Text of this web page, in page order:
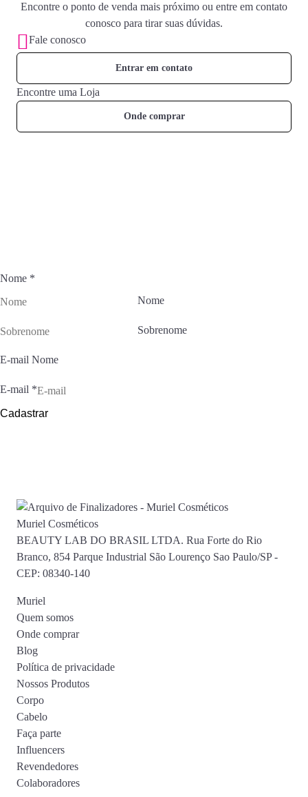
Encontre o ponto de venda mais próximo ou entre em contato
conosco para tirar suas dúvidas.
Fale conosco
Entrar em contato
Encontre uma Loja
Onde comprar
Nome *
Nome
Sobrenome
E-mail Nome
E-mail *
Cadastrar
Muriel Cosméticos
BEAUTY LAB DO BRASIL LTDA. Rua Forte do Rio
Branco, 854 Parque Industrial São Lourenço Sao Paulo/SP -
CEP: 08340-140
Muriel
Quem somos
Onde comprar
Blog
Política de privacidade
Nossos Produtos
Corpo
Cabelo
Faça parte
Influencers
Revendedores
Colaboradores